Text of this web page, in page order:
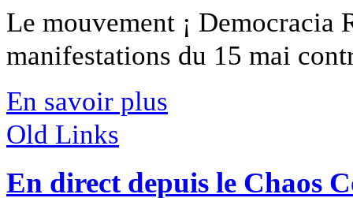
Le mouvement ¡ Democracia
manifestations du 15 mai
En savoir plus
Old Links
En direct depuis le Chaos